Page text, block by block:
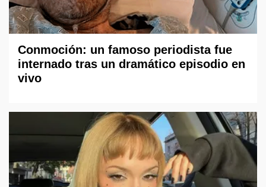
Conmoción: un famoso periodista fue
internado tras un dramático episodio en
vivo